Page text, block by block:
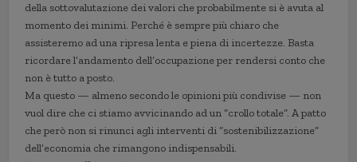
della sottovalutazione dei valori che probabilmente si è avuta al
momento dei minimi. Perché è sempre più chiaro che
assisteremo ad una ripresa lenta e piena di incertezze. Basta
ricordare l’andamento dell’occupazione per rendersi conto che
non è tutto a posto.
Ma questo — almeno secondo le opinioni più condivise — non
vuol dire che ci stiamo avvicinando ad un “crollo totale”. A patto
che però non si rinunci agli interventi di “sostenibilizzazione”
dell’economia che rimangono indispensabili.